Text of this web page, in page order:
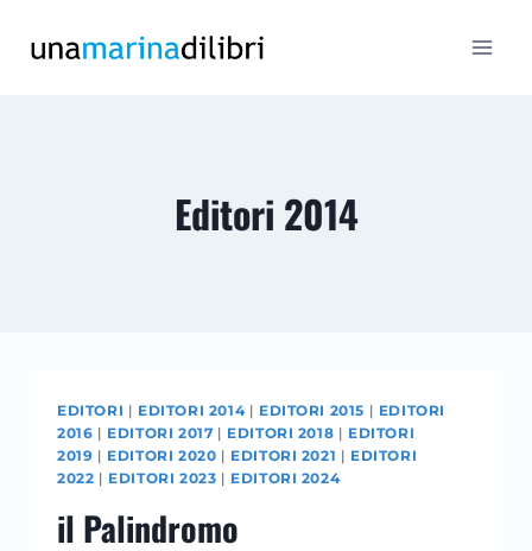
Editori 2014
EDITORI | EDITORI 2014| EDITORI 2015 | EDITORI
2016 | EDITORI 2017 | EDITORI 2018 | EDITORI
2019 | EDITORI 2020 | EDITORI 2021 | EDITORI
2022 | EDITORI 2023 | EDITORI 2024
il Palindromo